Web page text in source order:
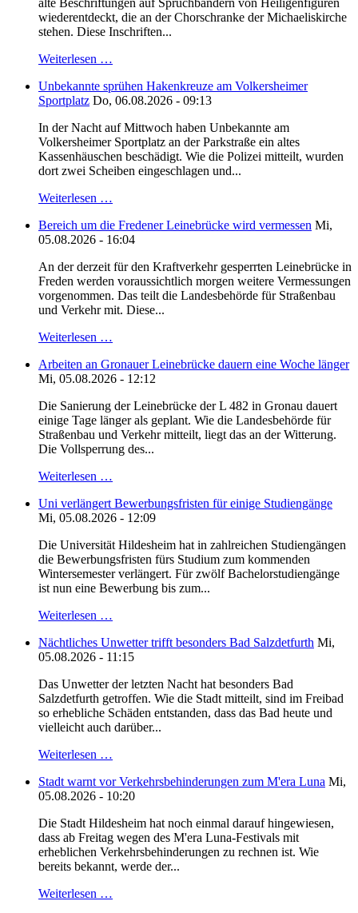
alte Beschriftungen auf Spruchbändern von Heiligenfiguren
wiederentdeckt, die an der Chorschranke der Michaeliskirche
stehen. Diese Inschriften...
Weiterlesen …
Unbekannte sprühen Hakenkreuze am Volkersheimer
Sportplatz Do, 06.08.2026 - 09:13
In der Nacht auf Mittwoch haben Unbekannte am
Volkersheimer Sportplatz an der Parkstraße ein altes
Kassenhäuschen beschädigt. Wie die Polizei mitteilt, wurden
dort zwei Scheiben eingeschlagen und...
Weiterlesen …
Bereich um die Fredener Leinebrücke wird vermessen Mi,
05.08.2026 - 16:04
An der derzeit für den Kraftverkehr gesperrten Leinebrücke in
Freden werden voraussichtlich morgen weitere Vermessungen
vorgenommen. Das teilt die Landesbehörde für Straßenbau
und Verkehr mit. Diese...
Weiterlesen …
Arbeiten an Gronauer Leinebrücke dauern eine Woche länger
Mi, 05.08.2026 - 12:12
Die Sanierung der Leinebrücke der L 482 in Gronau dauert
einige Tage länger als geplant. Wie die Landesbehörde für
Straßenbau und Verkehr mitteilt, liegt das an der Witterung.
Die Vollsperrung des...
Weiterlesen …
Uni verlängert Bewerbungsfristen für einige Studiengänge
Mi, 05.08.2026 - 12:09
Die Universität Hildesheim hat in zahlreichen Studiengängen
die Bewerbungsfristen fürs Studium zum kommenden
Wintersemester verlängert. Für zwölf Bachelorstudiengänge
ist nun eine Bewerbung bis zum...
Weiterlesen …
Nächtliches Unwetter trifft besonders Bad Salzdetfurth Mi,
05.08.2026 - 11:15
Das Unwetter der letzten Nacht hat besonders Bad
Salzdetfurth getroffen. Wie die Stadt mitteilt, sind im Freibad
so erhebliche Schäden entstanden, dass das Bad heute und
vielleicht auch darüber...
Weiterlesen …
Stadt warnt vor Verkehrsbehinderungen zum M'era Luna Mi,
05.08.2026 - 10:20
Die Stadt Hildesheim hat noch einmal darauf hingewiesen,
dass ab Freitag wegen des M'era Luna-Festivals mit
erheblichen Verkehrsbehinderungen zu rechnen ist. Wie
bereits bekannt, werde der...
Weiterlesen …